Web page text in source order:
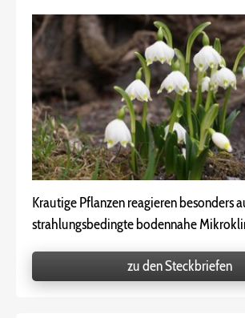
Krautige Pflanzen reagieren besonders
strahlungsbedingte bodennahe
zu den Steckbriefen